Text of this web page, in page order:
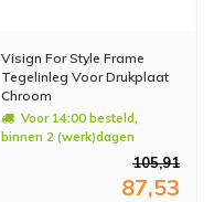
Visign For Style Frame
Tegelinleg Voor Drukplaat
Chroom
Voor 14:00 besteld,
binnen 2 (werk)dagen
105,91
87,53